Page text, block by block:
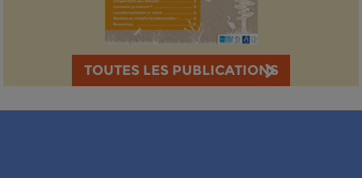
TOUTES LES PUBLICATIONS